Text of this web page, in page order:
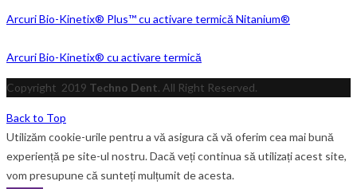
Arcuri Bio-Kinetix® Plus™ cu activare termică Nitanium®
Arcuri Bio-Kinetix® cu activare termică
Copyright 2019 Techno Dent. All Right Reserved.
Back to Top
Utilizăm cookie-urile pentru a vă asigura că vă oferim cea mai bună
experiență pe site-ul nostru. Dacă veți continua să utilizați acest site,
vom presupune că sunteți mulțumit de acesta.